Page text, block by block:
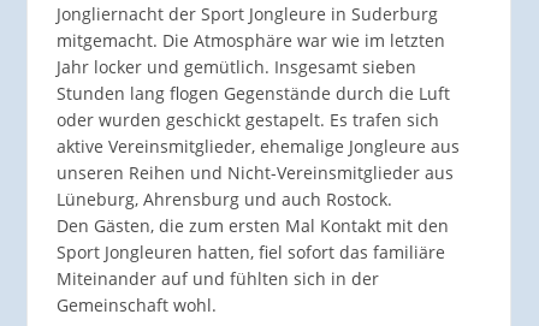
Jongliernacht der Sport Jongleure in Suderburg
mitgemacht. Die Atmosphäre war wie im letzten
Jahr locker und gemütlich. Insgesamt sieben
Stunden lang flogen Gegenstände durch die Luft
oder wurden geschickt gestapelt. Es trafen sich
aktive Vereinsmitglieder, ehemalige Jongleure aus
unseren Reihen und Nicht-Vereinsmitglieder aus
Lüneburg, Ahrensburg und auch Rostock.
Den Gästen, die zum ersten Mal Kontakt mit den
Sport Jongleuren hatten, fiel sofort das familiäre
Miteinander auf und fühlten sich in der
Gemeinschaft wohl.